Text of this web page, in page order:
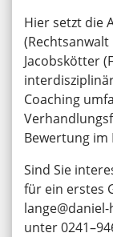
Hier setzt die
Jacobskötter
Coaching
Bewertung im
Sind Sie
für ein erstes
unter